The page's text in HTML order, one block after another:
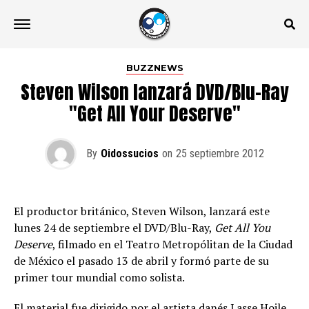
BUZZNEWS
Steven Wilson lanzará DVD/Blu-Ray
"Get All Your Deserve"
By Oidossucios on 25 septiembre 2012
El productor británico, Steven Wilson, lanzará este
lunes 24 de septiembre el DVD/Blu-Ray, Get All You
Deserve, filmado en el Teatro Metropólitan de la Ciudad
de México el pasado 13 de abril y formó parte de su
primer tour mundial como solista.